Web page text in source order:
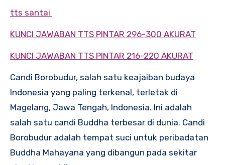
tts santai
KUNCI JAWABAN TTS PINTAR 296-300 AKURAT
KUNCI JAWABAN TTS PINTAR 216-220 AKURAT
Candi Borobudur, salah satu keajaiban budaya
Indonesia yang paling terkenal, terletak di
Magelang, Jawa Tengah, Indonesia. Ini adalah
salah satu candi Buddha terbesar di dunia. Candi
Borobudur adalah tempat suci untuk peribadatan
Buddha Mahayana yang dibangun pada sekitar